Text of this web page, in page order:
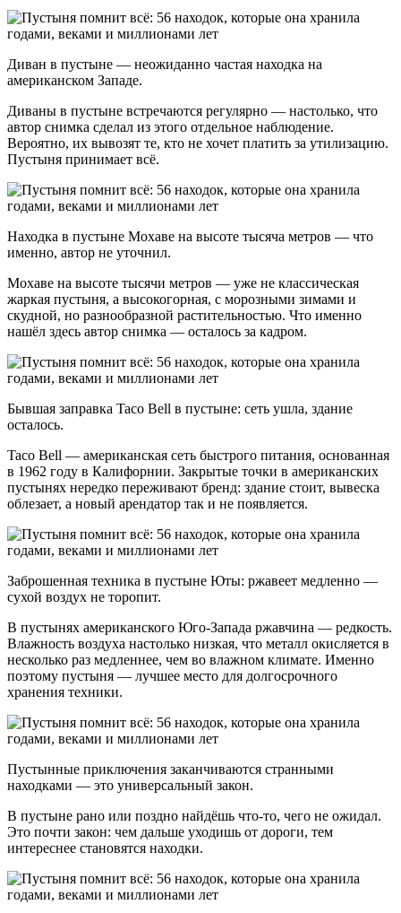
Диван в пустыне — неожиданно частая находка на
американском Западе.
Диваны в пустыне встречаются регулярно — настолько, что
автор снимка сделал из этого отдельное наблюдение.
Вероятно, их вывозят те, кто не хочет платить за утилизацию.
Пустыня принимает всё.
Находка в пустыне Мохаве на высоте тысяча метров — что
именно, автор не уточнил.
Мохаве на высоте тысячи метров — уже не классическая
жаркая пустыня, а высокогорная, с морозными зимами и
скудной, но разнообразной растительностью. Что именно
нашёл здесь автор снимка — осталось за кадром.
Бывшая заправка Taco Bell в пустыне: сеть ушла, здание
осталось.
Taco Bell — американская сеть быстрого питания, основанная
в 1962 году в Калифорнии. Закрытые точки в американских
пустынях нередко переживают бренд: здание стоит, вывеска
облезает, а новый арендатор так и не появляется.
Заброшенная техника в пустыне Юты: ржавеет медленно —
сухой воздух не торопит.
В пустынях американского Юго-Запада ржавчина — редкость.
Влажность воздуха настолько низкая, что металл окисляется в
несколько раз медленнее, чем во влажном климате. Именно
поэтому пустыня — лучшее место для долгосрочного
хранения техники.
Пустынные приключения заканчиваются странными
находками — это универсальный закон.
В пустыне рано или поздно найдёшь что-то, чего не ожидал.
Это почти закон: чем дальше уходишь от дороги, тем
интереснее становятся находки.